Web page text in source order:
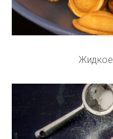
Жидкое